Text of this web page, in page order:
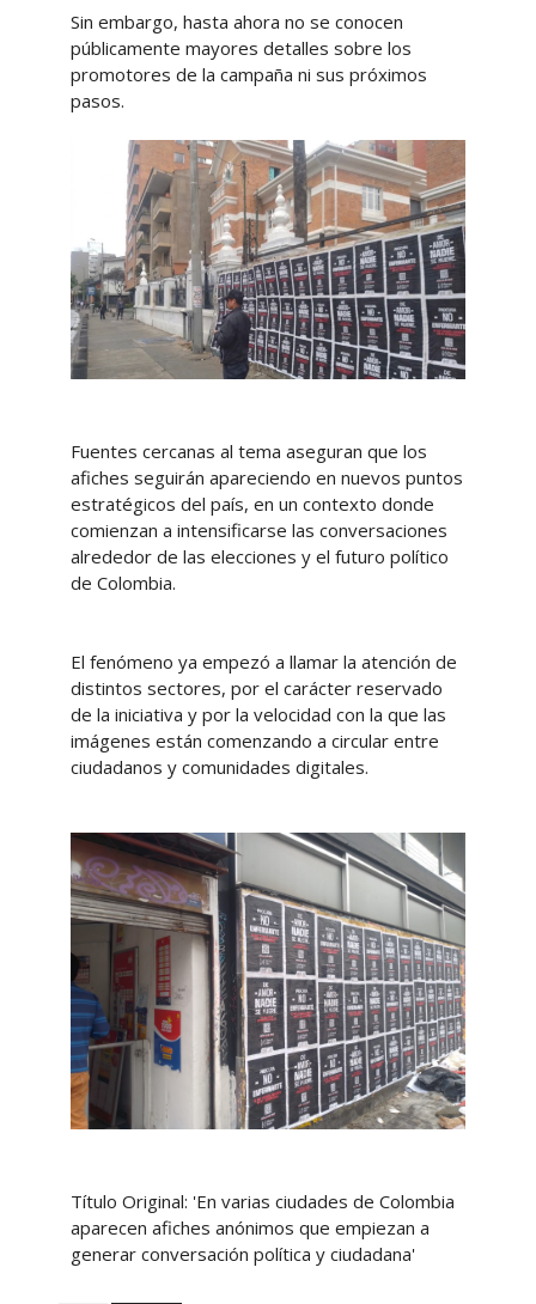
Sin embargo, hasta ahora no se conocen
públicamente mayores detalles sobre los
promotores de la campaña ni sus próximos
pasos.
Fuentes cercanas al tema aseguran que los
afiches seguirán apareciendo en nuevos puntos
estratégicos del país, en un contexto donde
comienzan a intensificarse las conversaciones
alrededor de las elecciones y el futuro político
de Colombia.
El fenómeno ya empezó a llamar la atención de
distintos sectores, por el carácter reservado
de la iniciativa y por la velocidad con la que las
imágenes están comenzando a circular entre
ciudadanos y comunidades digitales.
Título Original: 'En varias ciudades de Colombia
aparecen afiches anónimos que empiezan a
generar conversación política y ciudadana'